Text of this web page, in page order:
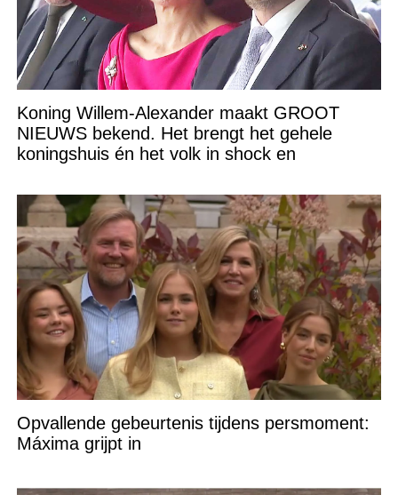
Koning Willem-Alexander maakt GROOT
NIEUWS bekend. Het brengt het gehele
koningshuis én het volk in shock en
Opvallende gebeurtenis tijdens persmoment:
Máxima grijpt in